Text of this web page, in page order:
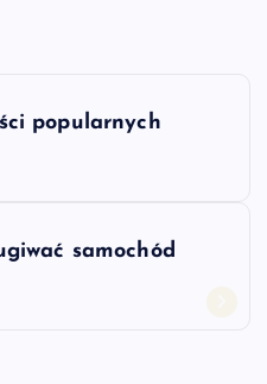
popularnych
samochód